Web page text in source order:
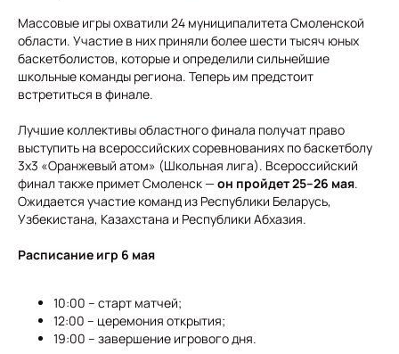
Массовые игры охватили 24 муниципалитета Смоленской
области. Участие в них приняли более шести тысяч юных
баскетболистов, которые и определили сильнейшие
школьные команды региона. Теперь им предстоит
встретиться в финале.
Лучшие коллективы областного финала получат право
выступить на всероссийских соревнованиях по баскетболу
3х3 «Оранжевый атом» (Школьная лига). Всероссийский
финал также примет Смоленск — он пройдет 25–26 мая.
Ожидается участие команд из Республики Беларусь,
Узбекистана, Казахстана и Республики Абхазия.
Расписание игр 6 мая
10:00 – старт матчей;
12:00 – церемония открытия;
19:00 – завершение игрового дня.
Свежие новости с жару — честно и по делу!
Происшествия
Подборки
Смоленск